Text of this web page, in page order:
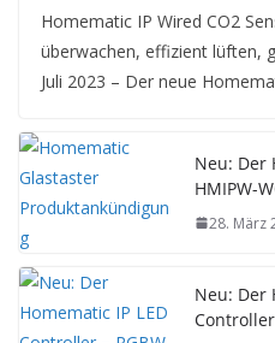
Homematic IP Wired CO2
überwachen, effizient lüften,
Juli 2023 – Der neue
Neu: Der
HMIPW-
28. März
Neu: Der
Controller